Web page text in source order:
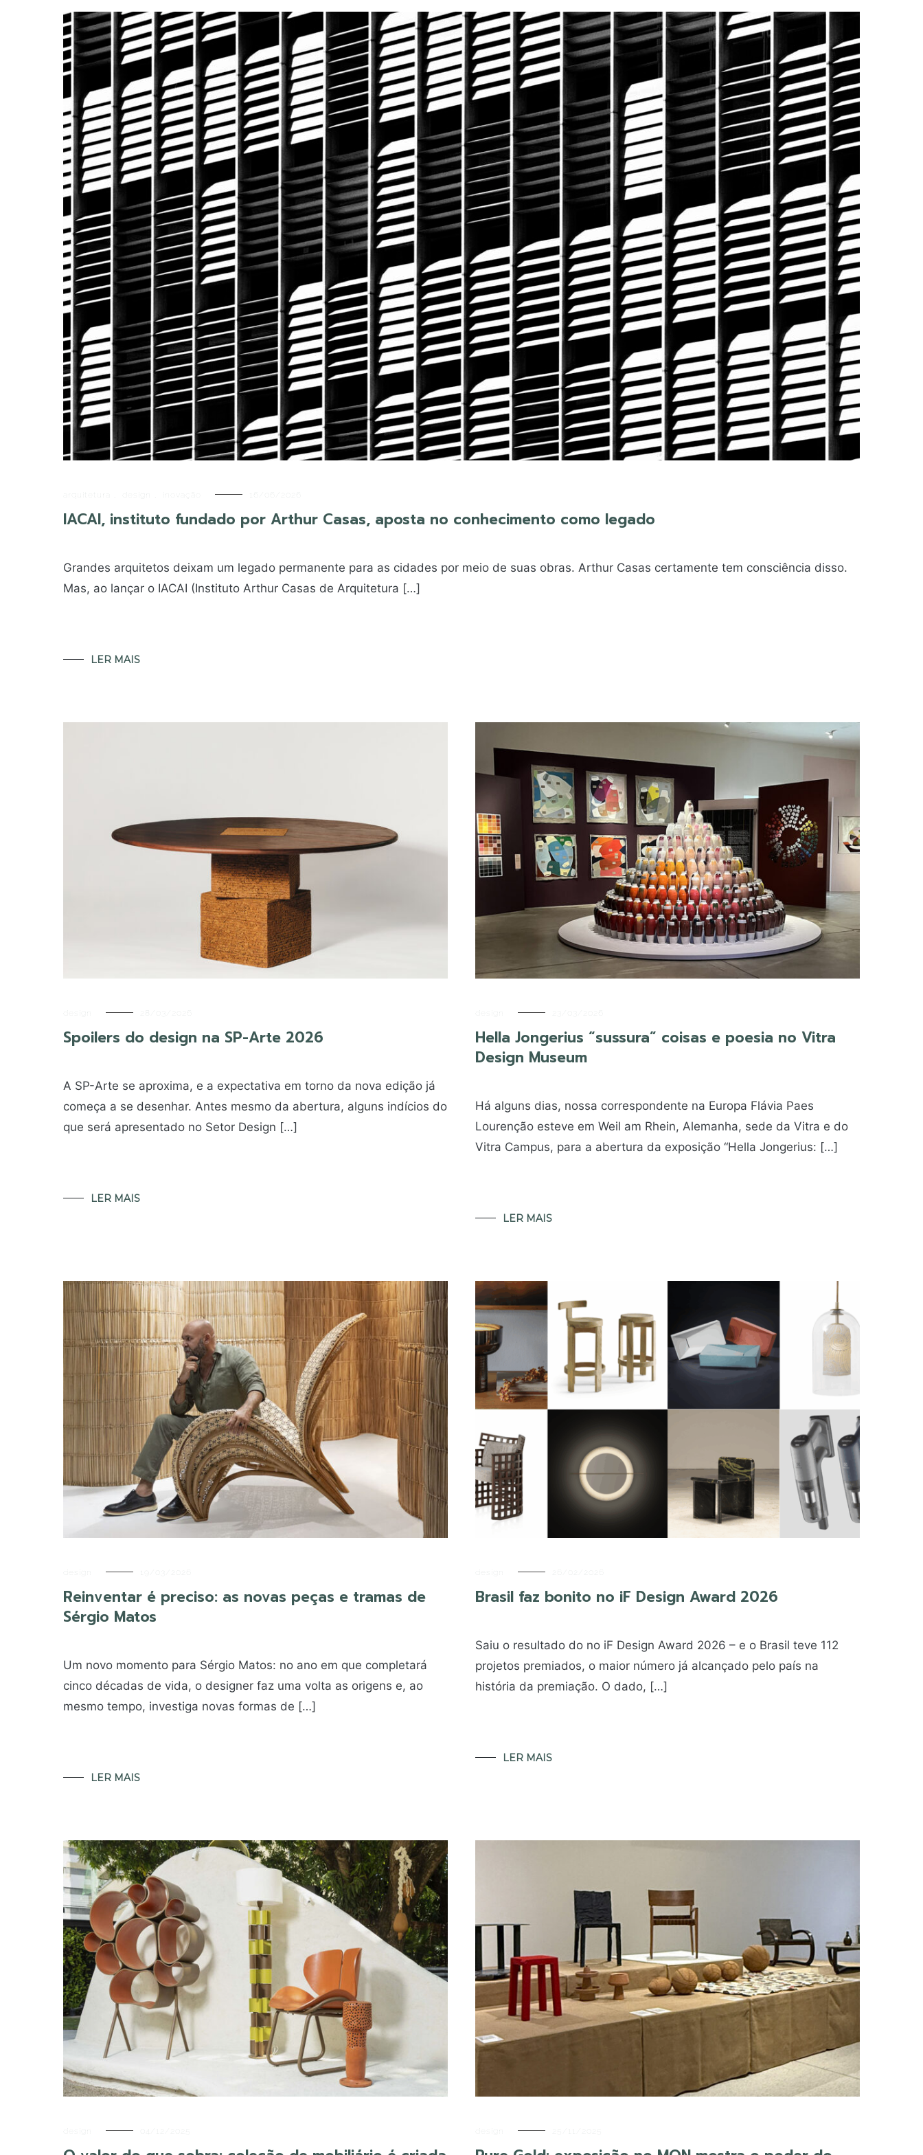
arquitetura design inovação 16/06/2026
IACAI, instituto fundado por Arthur Casas, aposta no conhecimento como legado
Grandes arquitetos deixam um legado permanente para as cidades por meio de suas obras. Arthur Casas certamente tem consciência disso.
Mas, ao lançar o IACAI (Instituto Arthur Casas de Arquitetura […]
LER MAIS
design
Spoilers do design na SP-Arte 2026
A SP-Arte se aproxima, e a expectativa em torno da nova edição já
começa a se desenhar. Antes mesmo da abertura, alguns indícios do
que será apresentado no Setor Design […]
LER MAIS
design
Hella Jongerius “sussura” coisas e poesia no Vitra
Design Museum
Há alguns dias, nossa correspondente na Europa Flávia Paes
Lourenção esteve em Weil am Rhein, Alemanha, sede da Vitra e do
Vitra Campus, para a abertura da exposição “Hella Jongerius: […]
LER MAIS
design 19/03/2026
Reinventar é preciso: as novas peças e tramas de
Sérgio Matos
Um novo momento para Sérgio Matos: no ano em que completará
cinco décadas de vida, o designer faz uma volta as origens e, ao
mesmo tempo, investiga novas formas de […]
LER MAIS
design
Brasil faz bonito no iF Design Award 2026
Saiu o resultado do no iF Design Award 2026 – e o Brasil teve 112
projetos premiados, o maior número já alcançado pelo país na
história da premiação. O dado, […]
LER MAIS
design 04/12/2025 design 25/11/2025